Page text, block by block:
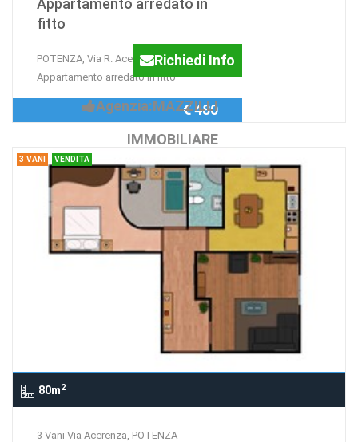
Appartamento arredato in
fitto
POTENZA, Via R. Acerenza -
Appartamento arredato in fitto
Richiedi Info
Agenzia:MAZZILLI
IMMOBILIARE
€ 480
3 VANI VENDITA
80m2
3 Vani Via Acerenza, POTENZA